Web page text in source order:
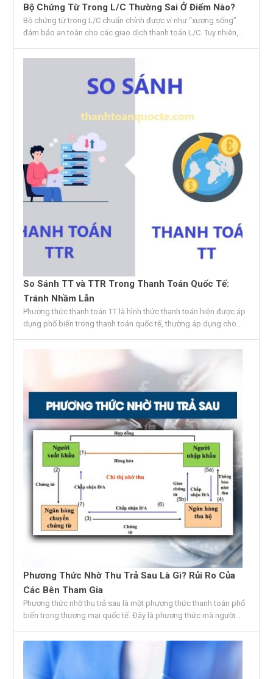
Bộ Chứng Từ Trong L/C Thường Sai Ở Điểm Nào?
Bộ chứng từ trong L/C chuẩn chỉnh được ví như “xương sống”
đảm bảo an toàn cho các giao dịch thanh toán L/C. Tuy nhiên,...
So Sánh TT và TTR Trong Thanh Toán Quốc Tế:
Tránh Nhầm Lẫn
Phương thức thanh toán TT là hình thức thanh toán hiện được áp
dụng phổ biến trong thanh toán quốc tế, thường áp dụng cho...
Phương Thức Nhờ Thu Trả Sau Là Gì? Rủi Ro Của
Các Bên Tham Gia
Phương thức nhờ thu trả sau là một phương thức thanh toán phổ
biến trong thương mại quốc tế. Đây là phương thức mà người...